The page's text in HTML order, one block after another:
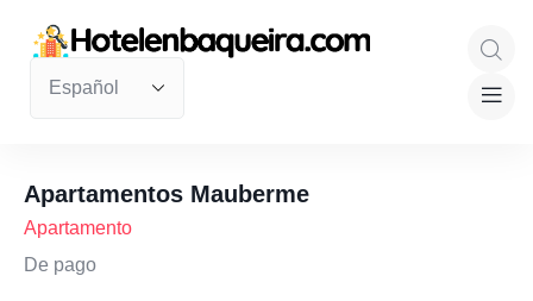
Apartamentos Mauberme
Apartamento
De pago